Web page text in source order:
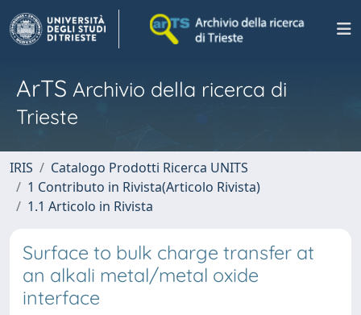
ArTS Archivio della ricerca di
Trieste
IRIS
Catalogo Prodotti Ricerca UNITS
1 Contributo in Rivista(Articolo Rivista)
1.1 Articolo in Rivista
Surface to bulk charge transfer at
an alkali metal/metal oxide
interface